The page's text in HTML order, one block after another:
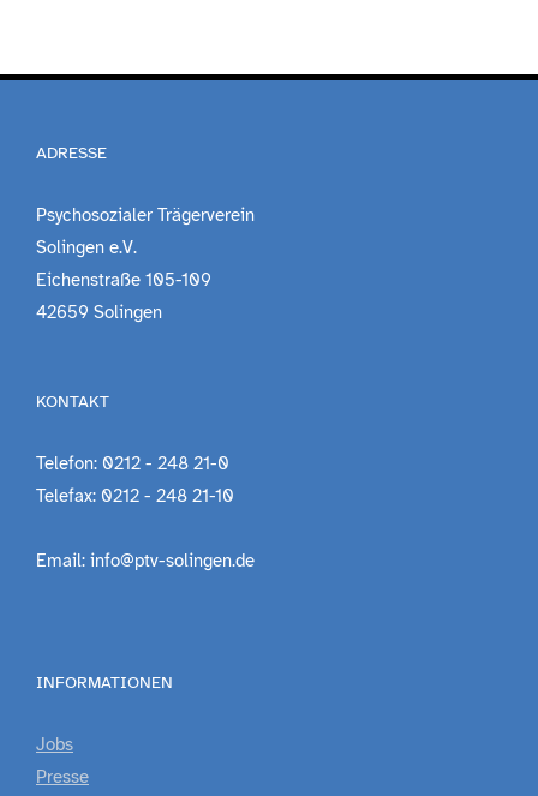
ADRESSE
Psychosozialer Trägerverein
Solingen e.V.
Eichenstraße 105-109
42659 Solingen
KONTAKT
Telefon: 0212 - 248 21-0
Telefax: 0212 - 248 21-10
Email: info@ptv-solingen.de
INFORMATIONEN
Jobs
Presse